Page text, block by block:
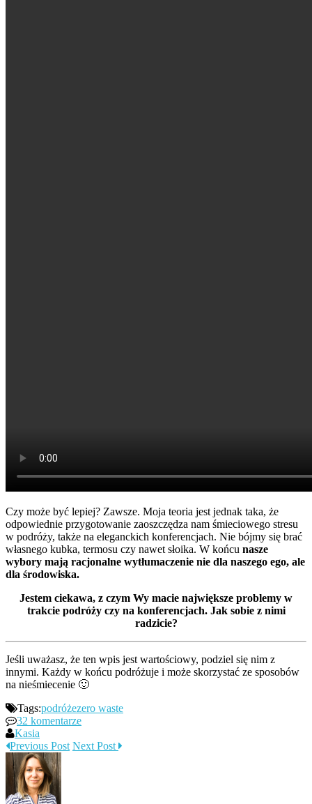
Czy może być lepiej? Zawsze. Moja teoria jest jednak taka, że
odpowiednie przygotowanie zaoszczędza nam śmieciowego stresu
w podróży, także na eleganckich konferencjach. Nie bójmy się brać
własnego kubka, termosu czy nawet słoika. W końcu nasze
wybory mają racjonalne wytłumaczenie nie dla naszego ego, ale
dla środowiska.
Jestem ciekawa, z czym Wy macie największe problemy w
trakcie podróży czy na konferencjach. Jak sobie z nimi
radzicie?
Jeśli uważasz, że ten wpis jest wartościowy, podziel się nim z
innymi. Każdy w końcu podróżuje i może skorzystać ze sposobów
na nieśmiecenie 🙂
Tags:podróżezero waste
32 komentarze
Kasia
Previous Post Next Post